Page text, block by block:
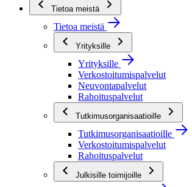
Tietoa meistä
Tietoa meistä
Yrityksille
Yrityksille
Verkostoitumispalvelut
Neuvontapalvelut
Rahoituspalvelut
Tutkimusorganisaatioille
Tutkimusorganisaatioille
Verkostoitumispalvelut
Rahoituspalvelut
Julkisille toimijoille